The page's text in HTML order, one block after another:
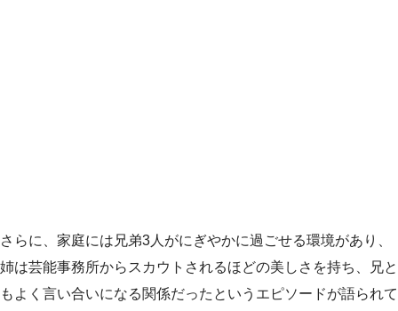
さらに、家庭には兄弟3人がにぎやかに過ごせる環境があり、
姉は芸能事務所からスカウトされるほどの美しさを持ち、兄と
もよく言い合いになる関係だったというエピソードが語られて